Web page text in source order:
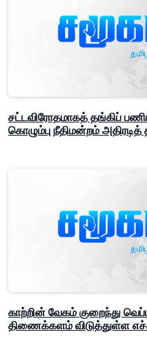
சட்டவிரோதமாகத் தங்கிப்
கொழும்பு நீதிமன்றம் அதிரடித்
காற்றின் வேகம் குறைந்து
திணைக்களம் விடுத்துள்ள